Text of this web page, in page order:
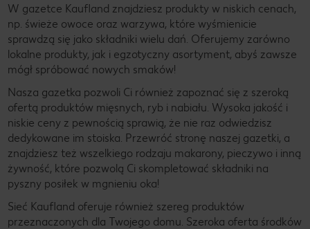
W gazetce Kaufland znajdziesz produkty w niskich cenach,
np. świeże owoce oraz warzywa, które wyśmienicie
sprawdzą się jako składniki wielu dań. Oferujemy zarówno
lokalne produkty, jak i egzotyczny asortyment, abyś zawsze
mógł spróbować nowych smaków!
Nasza gazetka pozwoli Ci również zapoznać się z szeroką
ofertą produktów mięsnych, ryb i nabiału. Wysoka jakość i
niskie ceny z pewnością sprawią, że nie raz odwiedzisz
dedykowane im stoiska. Przewróć stronę naszej gazetki, a
znajdziesz też wszelkiego rodzaju makarony, pieczywo i inną
żywność, które pozwolą Ci skompletować składniki na
pyszny posiłek w mgnieniu oka!
Sieć Kaufland oferuje również szereg produktów
przeznaczonych dla Twojego domu. Szeroka oferta środków